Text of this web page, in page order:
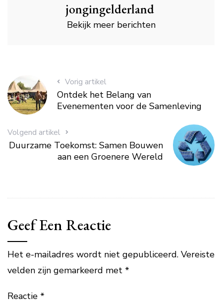
jongingelderland
Bekijk meer berichten
Vorig artikel
Ontdek het Belang van
Evenementen voor de Samenleving
Volgend artikel
Duurzame Toekomst: Samen Bouwen
aan een Groenere Wereld
Geef Een Reactie
Het e-mailadres wordt niet gepubliceerd. Vereiste
velden zijn gemarkeerd met *
Reactie *